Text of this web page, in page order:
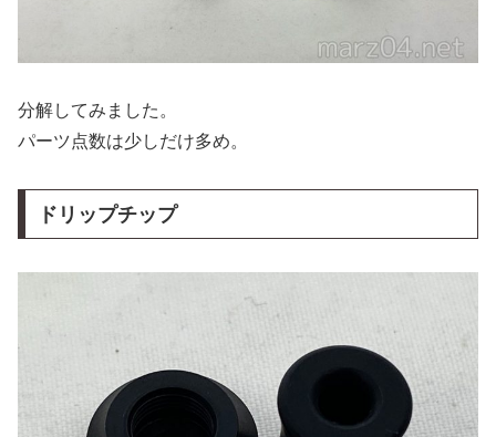
分解してみました。
パーツ点数は少しだけ多め。
ドリップチップ